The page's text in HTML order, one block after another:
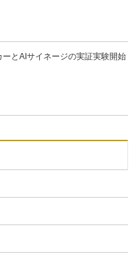
とAIサイネージの実証実験開始